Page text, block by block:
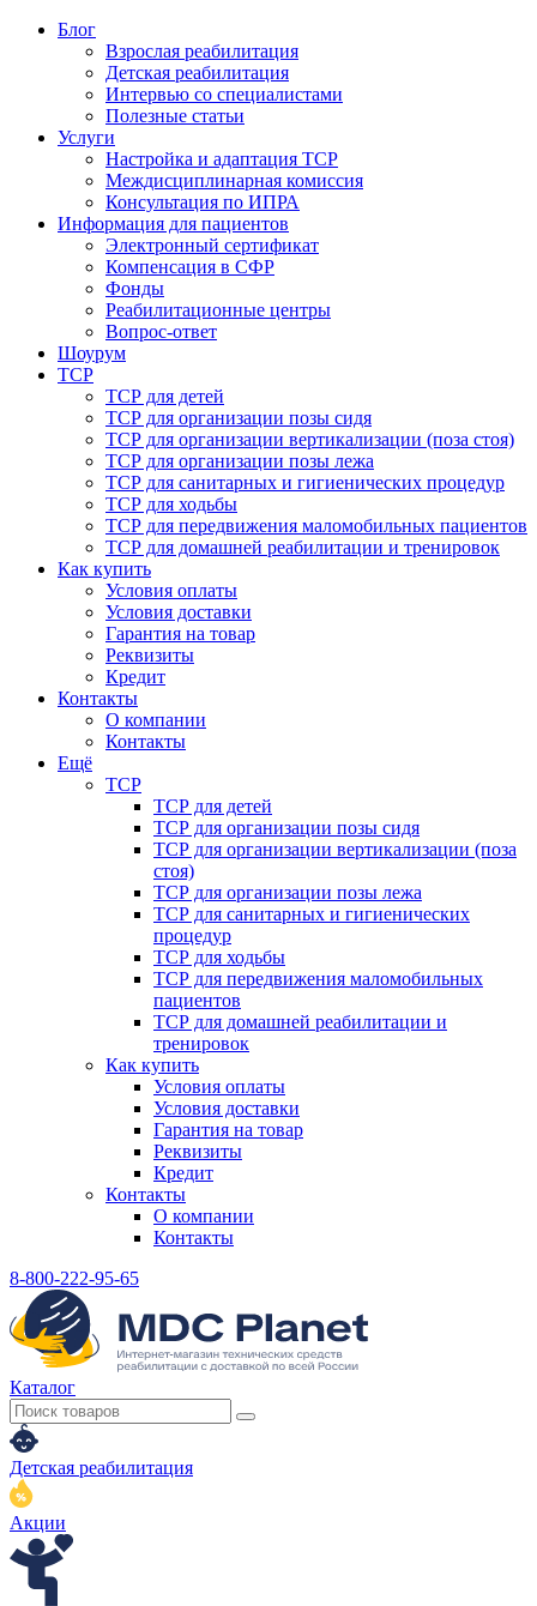
Блог
Взрослая реабилитация
Детская реабилитация
Интервью со специалистами
Полезные статьи
Услуги
Настройка и адаптация ТСР
Междисциплинарная комиссия
Консультация по ИПРА
Информация для пациентов
Электронный сертификат
Компенсация в СФР
Фонды
Реабилитационные центры
Вопрос-ответ
Шоурум
ТСР
ТСР для детей
ТСР для организации позы сидя
ТСР для организации вертикализации (поза стоя)
ТСР для организации позы лежа
ТСР для санитарных и гигиенических процедур
ТСР для ходьбы
ТСР для передвижения маломобильных пациентов
ТСР для домашней реабилитации и тренировок
Как купить
Условия оплаты
Условия доставки
Гарантия на товар
Реквизиты
Кредит
Контакты
О компании
Контакты
Ещё
ТСР
ТСР для детей
ТСР для организации позы сидя
ТСР для организации вертикализации (поза
стоя)
ТСР для организации позы лежа
ТСР для санитарных и гигиенических
процедур
ТСР для ходьбы
ТСР для передвижения маломобильных
пациентов
ТСР для домашней реабилитации и
тренировок
Как купить
Условия оплаты
Условия доставки
Гарантия на товар
Реквизиты
Кредит
Контакты
О компании
Контакты
8-800-222-95-65
Каталог
Детская реабилитация
Акции